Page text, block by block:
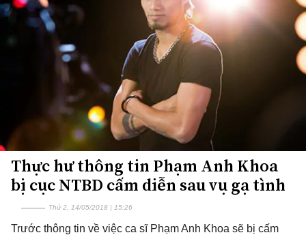
Thực hư thông tin Phạm Anh Khoa
bị cục NTBD cấm diễn sau vụ gạ tình
Thứ 2, 14/05/2018 | 15:26
Trước thông tin về việc ca sĩ Phạm Anh Khoa sẽ bị cấm